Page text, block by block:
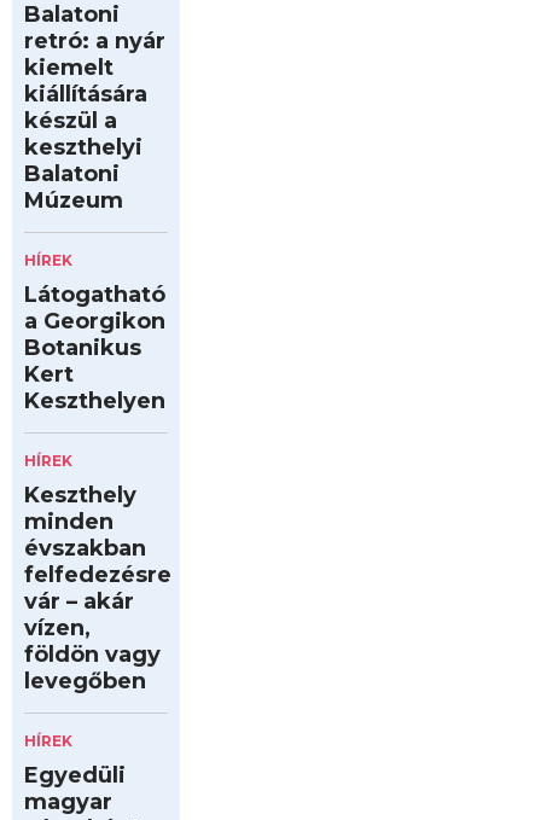
Balatoni
retró: a nyár
kiemelt
kiállítására
készül a
keszthelyi
Balatoni
Múzeum
HÍREK
Látogatható
a Georgikon
Botanikus
Kert
Keszthelyen
HÍREK
Keszthely
minden
évszakban
felfedezésre
vár – akár
vízen,
földön vagy
levegőben
HÍREK
Egyedüli
magyar